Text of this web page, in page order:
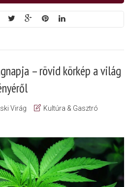
– rövid körkép a világ
Virág
Kultúra & Gasztró